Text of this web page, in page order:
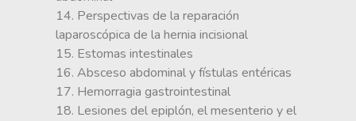
14. Perspectivas de la reparación
laparoscópica de la hernia incisional
15. Estomas intestinales
16. Absceso abdominal y fístulas entéricas
17. Hemorragia gastrointestinal
18. Lesiones del epiplón, el mesenterio y el